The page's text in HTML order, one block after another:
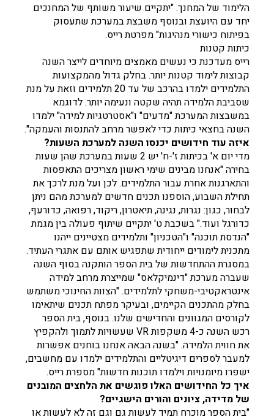
הלימוד של המחנך. "יתקיים שיעור משותף של המחנכים
יחד עם היועצת ובנוסף משבצת במערכת שתעסוק
בפיתוח כישורי מנהיגות" מפרטת רייס.
כיתות קטנות
רייס מעדכנת כי נעשים מאמצים מיוחדים לייצר השנה
קבוצות לימוד קטנות יותר. בחלק גדול מהמקצועות
התלמידים ילמדו בהרכב של עד 20 תלמידים וזאת על מנת
שסביבת הלמידה תהיה שקטה ונעימה יותר. לדוגמא
במשבצות המערכת "מדעים" ו"אסטרטגיות למידה" ילמדו
השנה בחצאי כיתות כדי לאפשר מרחב להתנסות והעמקה".
איזה עוד חידושים יכנסו השנה למערכת השעות?
מדי יום א' בכיתות ז'-ח' יש 2 שעות במערכת שהן שעות
בחירה "אנחנו מבינים שימי ראשון מצריכים התאפסות
והתארגנות אחרת עבור התלמידים. לכן ועל מנת לרכך את
תחילת השבוע, הוספנו תכנים חדשים למערכת מהם ניתן
לבחור, כגון: נגרות, נגינה, תיאטרון, ריקוד, רפואה, כדורעף,
כדורגל ועוד." בשכבת ט' יתקיים שיתוף פעולה בין מגמת
"הנדסת תוכנה" ו"הטכניון" ותלמידים מצטיינים ייהנו
מתכנית לימודים ייחודית שתפגיש אותם עם אתגרי העתיד.
במסגרת ההתחדשות של בית הספר הותקנה בסוף השנה
שעברה מערכת "דינמיקלאס" שמייצרת מרחב למידה
אינטראקטיבי-משחקי לתלמידים. "הצוות החינוכי משתמש
בחלק מהתכנים הקיימים, ובעיקר מפתח תכנים שיתאימו
לקורסים המגוונים והחדישים שלנו. בנוסף, בית הספר
רכש השנה כ-4 משקפות VR שעשויות לתמוך ולהקפיץ
את חווית הלמידה. "בשנה הבאה אנחנו בוחנים אפשרות
למעבר לספרים דיגיטליים והתלמידים ילמדו עם מחשבים,
ישפרו מיומנויות וילמדו תוכנות חדשות" מספרת רייס.
איך כל החידושים האלו פוגשים את הלחצים המובנים
של מדידה, ציונים והורים הישגיים?
"בית הספר מוכרח תמיד לעשות גם וגם זה לא לעשות או